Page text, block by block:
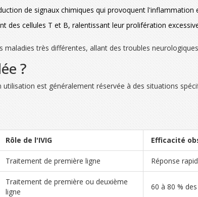
de signaux chimiques qui provoquent l'inflammation
des cellules T et B, ralentissant leur prolifération
très différentes, allant des troubles
?
est généralement réservée à des situations
Rôle de l'IVIG Efficacité
Traitement de première ligne Réponse
Traitement de première ou deuxième
ligne
60 à 80 %